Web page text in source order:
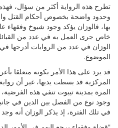
تطرح هذه الرواية أكثر من سؤال،
وحدود واضحة بخصوص أحكام القتل
بها، فالوزان يؤكد وجود شيوخ وفقهاء
خاص جرى العمل به في عدد من
الوزان في عدد من الروايات أدرجها
الموضوع.
قد يرد على هذا الأمر بكونه متعلقا
المركزية قد بسطت يديها، غير أن
المرة بمدينة تيبوت تنفي هذه
وجود نوع من الفصل بين الدين في
في تلك الفترة، إذ يذكر الوزان أنه وجد